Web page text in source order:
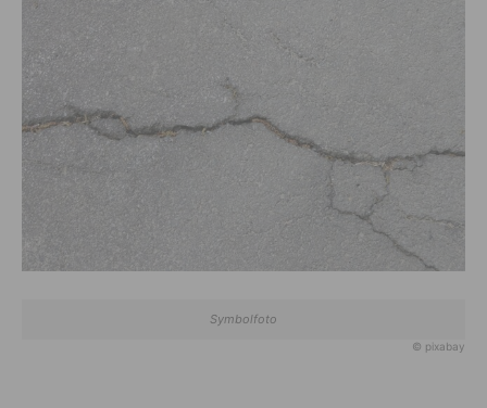
Symbolfoto
© pixabay